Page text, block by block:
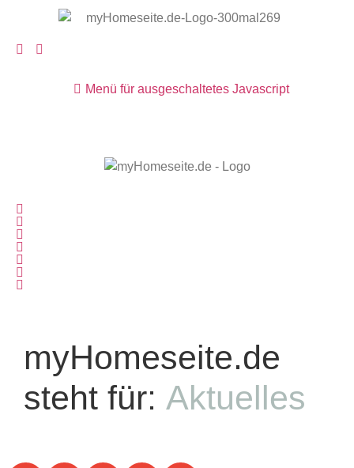
Menü für ausgeschaltetes Javascript
myHomeseite.de
steht für: Aktuelles